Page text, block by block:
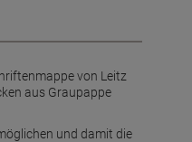
von Leitz
aus Graupappe
und damit die